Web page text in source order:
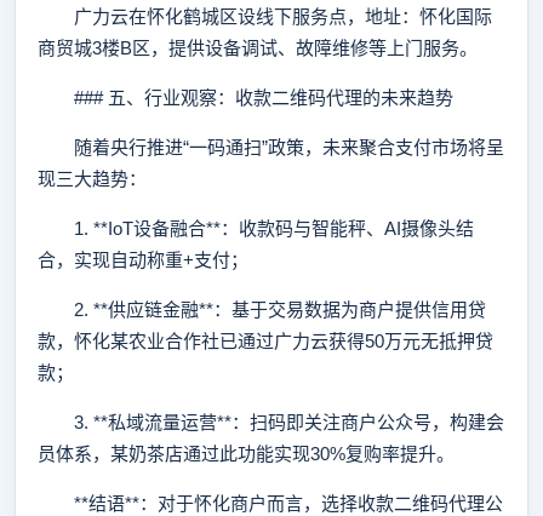
广力云在怀化鹤城区设线下服务点，地址：怀化国际
商贸城3楼B区，提供设备调试、故障维修等上门服务。
### 五、行业观察：收款二维码代理的未来趋势
随着央行推进“一码通扫”政策，未来聚合支付市场将呈
现三大趋势：
1. **IoT设备融合**：收款码与智能秤、AI摄像头结
合，实现自动称重+支付；
2. **供应链金融**：基于交易数据为商户提供信用贷
款，怀化某农业合作社已通过广力云获得50万元无抵押贷
款；
3. **私域流量运营**：扫码即关注商户公众号，构建会
员体系，某奶茶店通过此功能实现30%复购率提升。
**结语**：对于怀化商户而言，选择收款二维码代理公